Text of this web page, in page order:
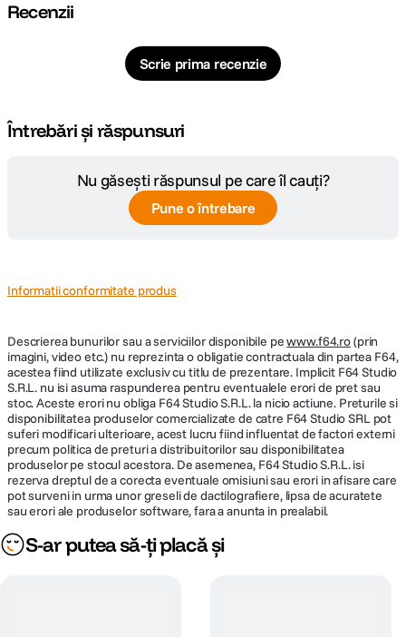
Stocare locala
5 V 1 A
functionare
384 g
Cod producator P1
Recenzii
Scrie prima recenzie
Întrebări și răspunsuri
Nu găsești răspunsul pe care îl cauți?
Pune o întrebare
Informatii conformitate produs
Descrierea bunurilor sau a serviciilor disponibile pewww.f64.ro(prin
imagini, video etc.) nu reprezinta o obligatie contractuala din partea F64,
acestea fiind utilizate exclusiv cu titlu de prezentare. Implicit F64 Studio
S.R.L. nu isi asuma raspunderea pentru eventualele erori de pret sau
stoc. Aceste erori nu obliga F64 Studio S.R.L. la nicio actiune. Preturile si
disponibilitatea produselor comercializate de catre F64 Studio SRL pot
suferi modificari ulterioare, acest lucru fiind influentat de factori externi
precum politica de preturi a distribuitorilor sau disponibilitatea
produselor pe stocul acestora. De asemenea, F64 Studio S.R.L. isi
rezerva dreptul de a corecta eventuale omisiuni sau erori in afisare care
pot surveni in urma unor greseli de dactilografiere, lipsa de acuratete
sau erori ale produselor software, fara a anunta in prealabil.
S-ar putea să-ți placă și